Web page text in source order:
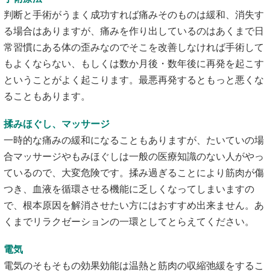
判断と手術がうまく成功すれば痛みそのものは緩和、消失す
る場合はありますが、痛みを作り出しているのはあくまで日
常習慣にある体の歪みなのでそこを改善しなければ手術して
もよくならない、もしくは数か月後・数年後に再発を起こす
ということがよく起こります。最悪再発するともっと悪くな
ることもあります。
揉みほぐし、マッサージ
一時的な痛みの緩和になることもありますが、たいていの場
合マッサージやもみほぐしは一般の医療知識のない人がやっ
ているので、大変危険です。揉み過ぎることにより筋肉が傷
つき、血液を循環させる機能に乏しくなってしまいますの
で、根本原因を解消させたい方にはおすすめ出来ません。あ
くまでリラクゼーションの一環としてとらえてください。
電気
電気のそもそもの効果効能は温熱と筋肉の収縮弛緩をするこ